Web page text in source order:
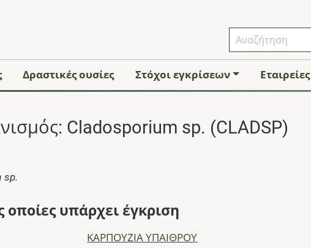
Δραστικές ουσίες Στόχοι εγκρίσεων Εταιρείες
Cladosporium sp. (CLADSP)
sp.
οποίες υπάρχει έγκριση
ΚΑΡΠΟΥΖΙΑ ΥΠΑΙΘΡΟΥ